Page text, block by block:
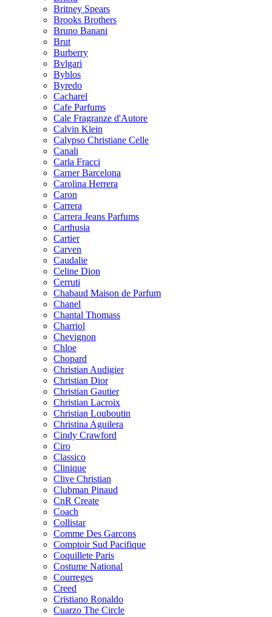
Britney Spears
Brooks Brothers
Bruno Banani
Brut
Burberry
Bvlgari
Byblos
Byredo
Cacharel
Cafe Parfums
Cale Fragranze d'Autore
Calvin Klein
Calypso Christiane Celle
Canali
Carla Fracci
Carner Barcelona
Carolina Herrera
Caron
Carrera
Carrera Jeans Parfums
Carthusia
Cartier
Carven
Caudalie
Celine Dion
Cerruti
Chabaud Maison de Parfum
Chanel
Chantal Thomass
Charriol
Chevignon
Chloe
Chopard
Christian Audigier
Christian Dior
Christian Gautier
Christian Lacroix
Christian Louboutin
Christina Aguilera
Cindy Crawford
Ciro
Classico
Clinique
Clive Christian
Clubman Pinaud
CnR Create
Coach
Collistar
Comme Des Garcons
Comptoir Sud Pacifique
Coquillete Paris
Costume National
Courreges
Creed
Cristiano Ronaldo
Cuarzo The Circle